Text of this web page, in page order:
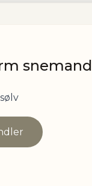
snemand